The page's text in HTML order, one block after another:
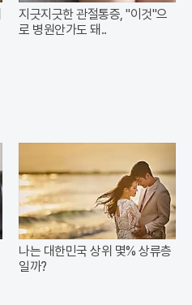
지긋지긋한 관절통증, "이것"으
로 병원안가도 돼..
나는 대한민국 상위 몇% 상류층
일까?